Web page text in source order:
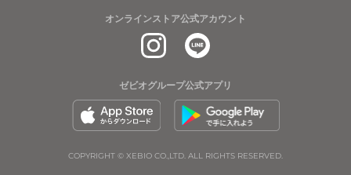
オンラインストア公式アカウント
ゼビオグループ公式アプリ
COPYRIGHT © XEBIO CO.,LTD. ALL RIGHTS RESERVED.